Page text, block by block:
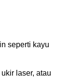
seperti kayu
laser, atau